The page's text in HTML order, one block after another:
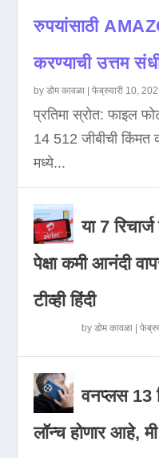
रुपयांसाठी
करण्याची उत्तम
byडोम कावळा |फेब्रुवारी 10,
प्रतिमा स्रोत: फाइल
14 512 जीबीची
मध्ये...
या 7
पेक्षा कमी आनंदी
टीव्ही हिंदी
byडोम कावळा |
वनप्लस 13
लॉन्च होणार आहे,